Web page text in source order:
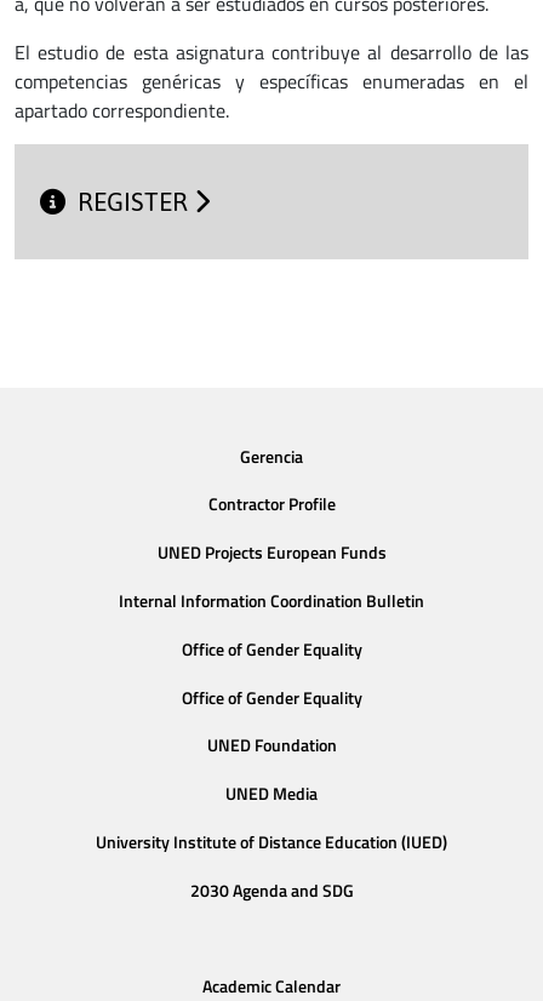
El estudio de esta asignatura contribuye al desarrollo de las
competencias genéricas y específicas enumeradas en el
apartado correspondiente.
REGISTER
Gerencia
Contractor Profile
UNED Projects European Funds
Internal Information Coordination Bulletin
Office of Gender Equality
Office of Gender Equality
UNED Foundation
UNED Media
University Institute of Distance Education (IUED)
2030 Agenda and SDG
Academic Calendar